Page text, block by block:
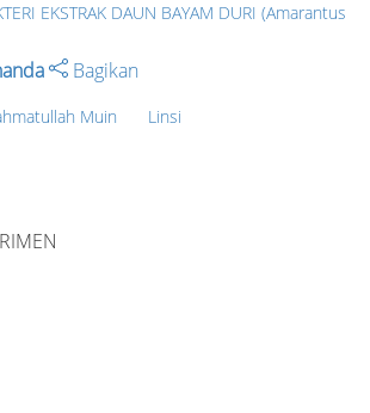
EKSTRAK DAUN BAYAM DURI (Amarantus
Bagikan
Muin Linsi